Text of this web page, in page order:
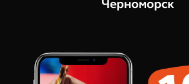
Черноморск